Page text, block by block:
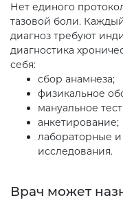
Нет единого
тазовой боли.
диагноз требуют
диагностика
себя:
сбор анамнеза;
физикальное
мануальное
анкетирование;
лабораторные
исследования.
Врач может